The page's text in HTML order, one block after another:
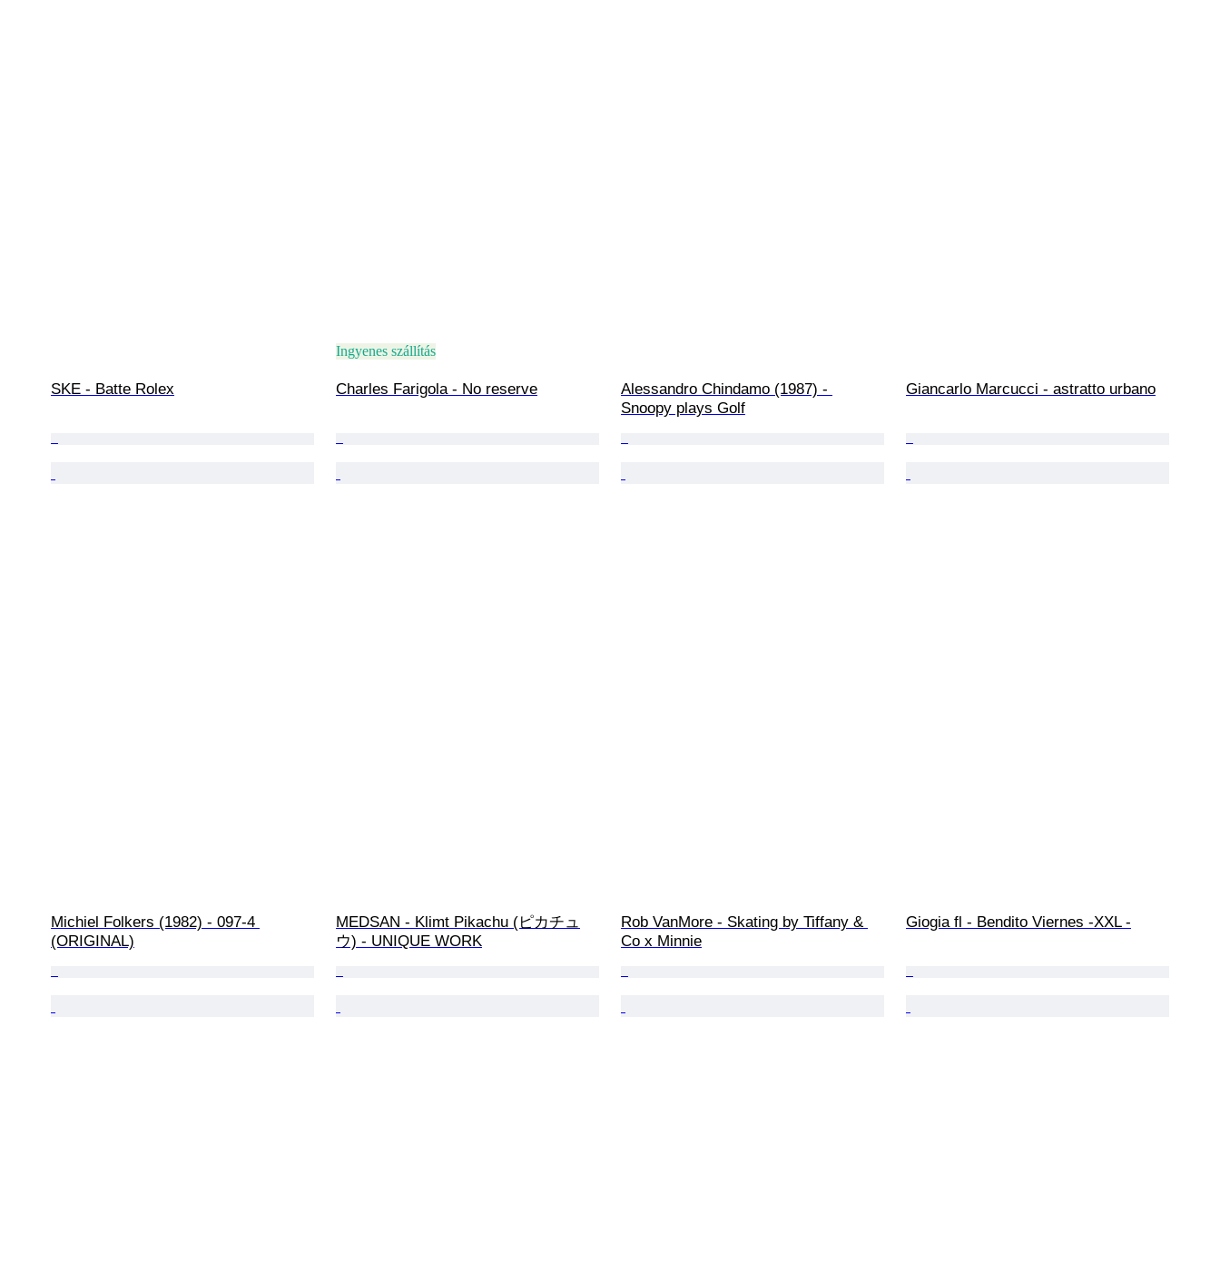
SKE - Batte Rolex
Ingyenes szállítás
Charles Farigola - No reserve
Alessandro Chindamo (1987) -
Snoopy plays Golf
Giancarlo Marcucci - astratto urbano
Michiel Folkers (1982) - 097-4
(ORIGINAL)
MEDSAN - Klimt Pikachu (ピカチュ
ウ) - UNIQUE WORK
Rob VanMore - Skating by Tiffany &
Co x Minnie
Giogia fl - Bendito Viernes -XXL -